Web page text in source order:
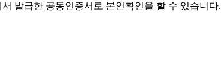
서 발급한 공동인증서로 본인확인을 할 수 있습니다.